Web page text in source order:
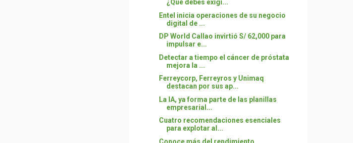
¿Qué debes exigi...
Entel inicia operaciones de su negocio
digital de ...
DP World Callao invirtió S/ 62,000 para
impulsar e...
Detectar a tiempo el cáncer de próstata
mejora la ...
Ferreycorp, Ferreyros y Unimaq
destacan por sus ap...
La IA, ya forma parte de las planillas
empresarial...
Cuatro recomendaciones esenciales
para explotar al...
Conoce más del rendimiento